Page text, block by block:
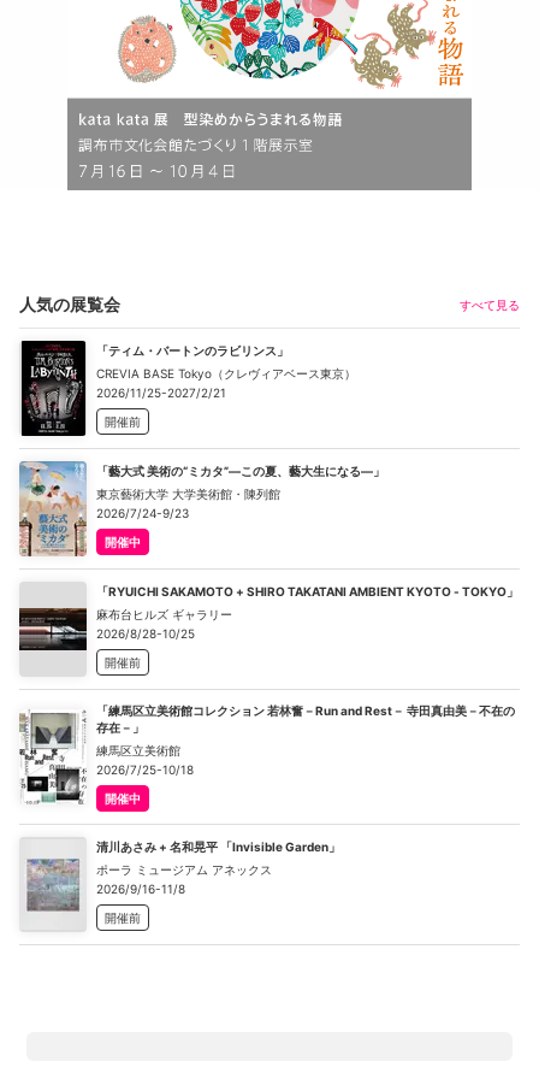
人気の展覧会 すべて見る
「ティム・バートンのラビリンス」
CREVIA BASE Tokyo（クレヴィアベース東京）
2026/11/25-2027/2/21
開催前
「藝大式 美術の“ミカタ”―この夏、藝大生になる―」
東京藝術大学 大学美術館・陳列館
2026/7/24-9/23
開催中
「RYUICHI SAKAMOTO + SHIRO TAKATANI AMBIENT KYOTO - TOKYO」
麻布台ヒルズ ギャラリー
2026/8/28-10/25
開催前
「練馬区立美術館コレクション 若林奮－Run and Rest－ 寺田真由美－不在の
存在－」
練馬区立美術館
2026/7/25-10/18
開催中
清川あさみ + 名和晃平 「Invisible Garden」
ポーラ ミュージアム アネックス
2026/9/16-11/8
開催前